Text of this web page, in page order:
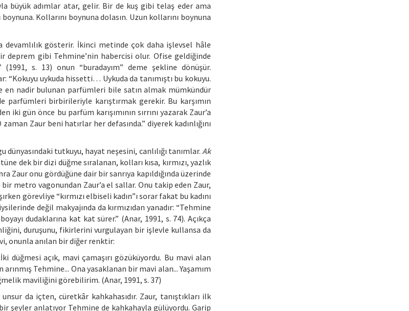
büyük adımlar atar, gelir. Bir de kuş gibi telaş eder ama
Kollarını boynuna dolasın. Uzun kollarını boynuna
gösterir. İkinci metinde çok daha işlevsel hâle
deprem gibi Tehmine’nin habercisi olur. Ofise geldiğinde
s. 13) onun “buradayım” deme şekline dönüşür.
“Kokuyu uykuda hissetti… Uykuda da tanımıştı bu kokuyu.
en nadir bulunan parfümleri bile satın almak mümkündür
parfümleri birbirileriyle karıştırmak gerekir. Bu karşımın
iki gün önce bu parfüm karışımının sırrını yazarak Zaur’a
Zaur beni hatırlar her defasında.” diyerek kadınlığını
dünyasındaki tutkuyu, hayat neşesini, canlılığı tanımlar. Ak
dek bir dizi düğme sıralanan, kolları kısa, kırmızı, yazlık
Zaur onu gördüğüne dair bir sanrıya kapıldığında üzerinde
bir metro vagonundan Zaur’a el sallar. Onu takip eden Zaur,
görevliye “kırmızı elbiseli kadın”ı sorar fakat bu kadını
değil makyajında da kırmızıdan yanadır: “Tehmine
dudaklarına kat kat sürer.” (Anar, 1991, s. 74). Açıkça
duruşunu, fikirlerini vurgulayan bir işlevle kullansa da
onunla anılan bir diğer renktir:
düğmesi açık, mavi çamaşırı gözüküyordu. Bu mavi alan
Tehmine... Ona yasaklanan bir mavi alan... Yaşamım
maviliğini görebilirim. (Anar, 1991, s. 37)
da içten, cüretkâr kahkahasıdır. Zaur, tanıştıkları ilk
şeyler anlatıyor Tehmine de kahkahayla gülüyordu. Garip